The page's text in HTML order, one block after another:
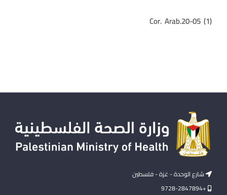
Cor. Arab.20-05 (1)
شارع الوحدة - غزة - فلسطين
+9728-2847894